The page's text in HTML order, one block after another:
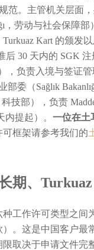
范。主管机关层
，劳动与社会保
Kart 的颁发
30 天内的 SGK
，负责入境与签证
委（Sağlık
科技部），负责
提起）。 一位在土
框架请参考我们的
期、
工作许可类型之间
）。这是中国客户
取决于申请文件